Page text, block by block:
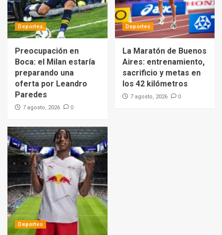
Deportes
Preocupación en
Boca: el Milan estaría
preparando una
oferta por Leandro
Paredes
7 agosto, 2026 0
Deportes
La Maratón de Buenos
Aires: entrenamiento,
sacrificio y metas en
los 42 kilómetros
7 agosto, 2026 0
Deportes